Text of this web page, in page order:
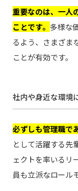
重要なのは、一人
ことです。 多様な
るよう、さまざま
ことが有効です。
社内や身近な環境
必ずしも管理職で
として活躍する先
ェクトを率いるリ
員も立派なロール